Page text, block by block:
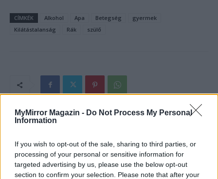
MyMirror Magazin - Do Not Process My Personal
Information
If you wish to opt-out of the sale, sharing to third parties, or
processing of your personal or sensitive information for
targeted advertising by us, please use the below opt-out
section to confirm your selection. Please note that after your
CÍMKÉK Alkohol Apa Betegség
gyermek
Kilátástalanság
Rák szülő